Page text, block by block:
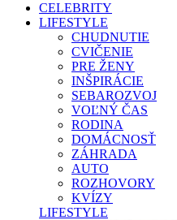
CELEBRITY
LIFESTYLE
CHUDNUTIE
CVIČENIE
PRE ŽENY
INŠPIRÁCIE
SEBAROZVOJ
VOĽNÝ ČAS
RODINA
DOMÁCNOSŤ
ZÁHRADA
AUTO
ROZHOVORY
KVÍZY
LIFESTYLE